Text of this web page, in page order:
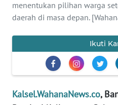
menentukan pilihan warga
daerah di masa depan.
Ikuti
Kalsel.WahanaNews.co,
INFO
IKLAN
KAMI
MEDIA